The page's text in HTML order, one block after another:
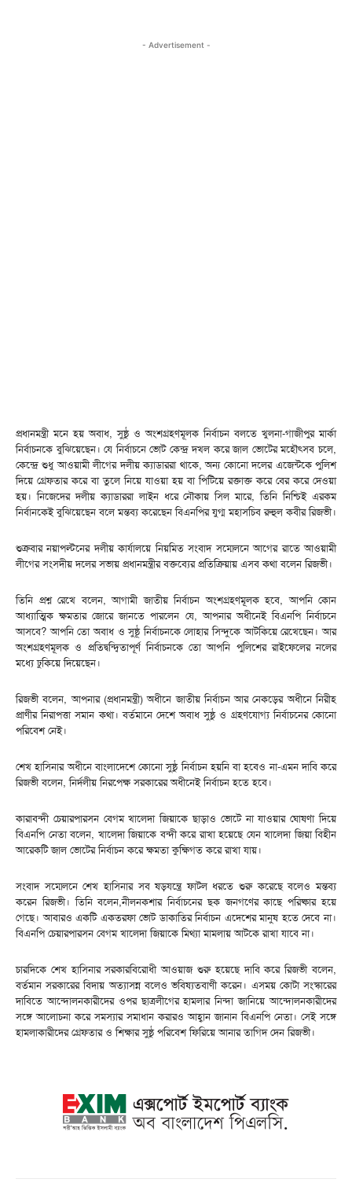
- Advertisement -
প্রধানমন্ত্রী মনে হয় অবাধ, সুষ্ঠু ও অংশগ্রহণমূলক নির্বাচন বলতে খুলনা-গাজীপুর মার্কা
নির্বাচনকে বুঝিয়েছেন। যে নির্বাচনে ভোট কেন্দ্র দখল করে জাল ভোটের মহৌৎসব চলে,
কেন্দ্রে শুধু আওয়ামী লীগের দলীয় ক্যাডাররা থাকে, অন্য কোনো দলের এজেন্টকে পুলিশ
দিয়ে গ্রেফতার করে বা তুলে নিয়ে যাওয়া হয় বা পিটিয়ে রক্তাক্ত করে বের করে দেওয়া
হয়। নিজেদের দলীয় ক্যাডাররা লাইন ধরে নৌকায় সিল মারে, তিনি নিশ্চিই এরকম
নির্বানকেই বুঝিয়েছেন বলে মন্তব্য করেছেন বিএনপির যুগ্ম মহাসচিব রুহুল কবীর রিজভী।
শুক্রবার নয়াপল্টনের দলীয় কার্যালয়ে নিয়মিত সংবাদ সম্মেলনে আগের রাতে আওয়ামী
লীগের সংসদীয় দলের সভায় প্রধানমন্ত্রীর বক্তব্যের প্রতিক্রিয়ায় এসব কথা বলেন রিজভী।
তিনি প্রশ্ন রেখে বলেন, আগামী জাতীয় নির্বাচন অংশগ্রহণমূলক হবে, আপনি কোন
আধ্যাত্মিক ক্ষমতার জোরে জানতে পারলেন যে, আপনার অধীনেই বিএনপি নির্বাচনে
আসবে? আপনি তো অবাধ ও সুষ্ঠূ নির্বাচনকে লোহার সিন্দুকে আটকিয়ে রেখেছেন। আর
অংশগ্রহণমূলক ও প্রতিদ্বন্দ্বিতাপূর্ণ নির্বাচনকে তো আপনি পুলিশের রাইফেলের নলের
মধ্যে ঢুকিয়ে দিয়েছেন।
রিজভী বলেন, আপনার (প্রধানমন্ত্রী) অধীনে জাতীয় নির্বাচন আর নেকড়ের অধীনে নিরীহ
প্রাণীর নিরাপত্তা সমান কথা। বর্তমানে দেশে অবাধ সুষ্ঠু ও গ্রহণযোগ্য নির্বাচনের কোনো
পরিবেশ নেই।
শেখ হাসিনার অধীনে বাংলাদেশে কোনো সুষ্ঠু নির্বাচন হয়নি বা হবেও না-এমন দাবি করে
রিজভী বলেন, নির্দলীয় নিরপেক্ষ সরকারের অধীনেই নির্বাচন হতে হবে।
কারাবন্দী চেয়ারপারসন বেগম খালেদা জিয়াকে ছাড়াও ভোটে না যাওয়ার ঘোষণা দিয়ে
বিএনপি নেতা বলেন, খালেদা জিয়াকে বন্দী করে রাখা হয়েছে যেন খালেদা জিয়া বিহীন
আরেকটি জাল ভোটের নির্বাচন করে ক্ষমতা কুক্ষিগত করে রাখা যায়।
সংবাদ সম্মেলনে শেখ হাসিনার সব ষড়যন্ত্রে ফাটল ধরতে শুরু করেছে বলেও মন্তব্য
করেন রিজভী। তিনি বলেন,নীলনকশার নির্বাচনের ছক জনগণের কাছে পরিষ্কার হয়ে
গেছে। আবারও একটি একতরফা ভোট ডাকাতির নির্বাচন এদেশের মানুষ হতে দেবে না।
বিএনপি চেয়ারপারসন বেগম খালেদা জিয়াকে মিথ্যা মামলায় আটকে রাখা যাবে না।
চারদিকে শেখ হাসিনার সরকারবিরোধী আওয়াজ শুরু হয়েছে দাবি করে রিজভী বলেন,
বর্তমান সরকারের বিদায় অত্যাসন্ন বলেও ভবিষ্যতবাণী করেন। এসময় কোটা সংস্কারের
দাবিতে আন্দোলনকারীদের ওপর ছাত্রলীগের হামলার নিন্দা জানিয়ে আন্দোলনকারীদের
সঙ্গে আলোচনা করে সমস্যার সমাধান করারও আহ্বান জানান বিএনপি নেতা। সেই সঙ্গে
হামলাকারীদের গ্রেফতার ও শিক্ষার সুষ্ঠু পরিবেশ ফিরিয়ে আনার তাগিদ দেন রিজভী।